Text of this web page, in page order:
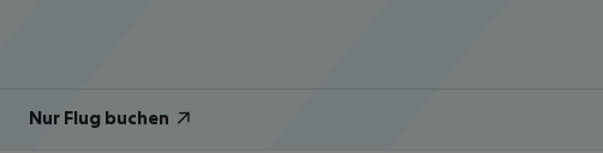
Nur Flug buchen